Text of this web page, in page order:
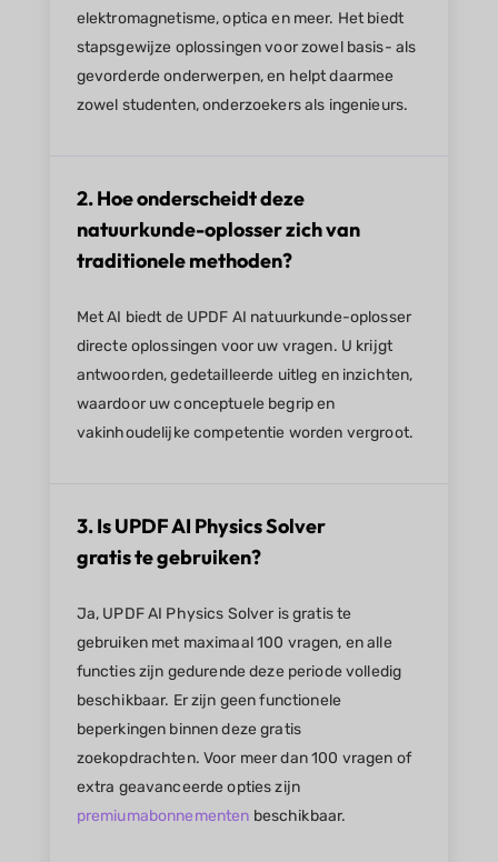
elektromagnetisme, optica en meer. Het biedt
stapsgewijze oplossingen voor zowel basis- als
gevorderde onderwerpen, en helpt daarmee
zowel studenten, onderzoekers als ingenieurs.
2. Hoe onderscheidt deze
natuurkunde-oplosser zich van
traditionele methoden?
Met AI biedt de UPDF AI natuurkunde-oplosser
directe oplossingen voor uw vragen. U krijgt
antwoorden, gedetailleerde uitleg en inzichten,
waardoor uw conceptuele begrip en
vakinhoudelijke competentie worden vergroot.
3. Is UPDF AI Physics Solver
gratis te gebruiken?
Ja, UPDF AI Physics Solver is gratis te
gebruiken met maximaal 100 vragen, en alle
functies zijn gedurende deze periode volledig
beschikbaar. Er zijn geen functionele
beperkingen binnen deze gratis
zoekopdrachten. Voor meer dan 100 vragen of
extra geavanceerde opties zijn
premiumabonnementen beschikbaar.